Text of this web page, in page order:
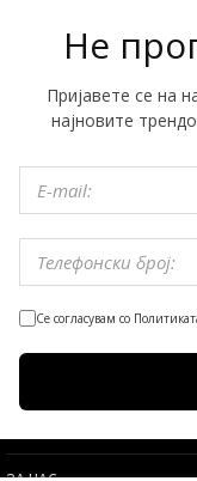
Не
Пријавете се на
најновите
Се согласувам со